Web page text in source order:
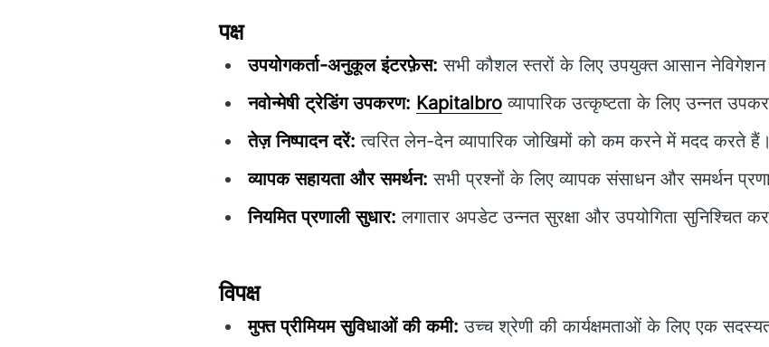
पक्ष
उपयोगकर्ता-अनुकूल इंटरफ़ेस: सभी कौशल स्तरों के लिए उपयुक्त आसान नेविगेशन
नवोन्मेषी ट्रेडिंग उपकरण: Kapitalbro व्यापारिक उत्कृष्टता के लिए उन्नत
तेज़ निष्पादन दरें: त्वरित लेन-देन व्यापारिक जोखिमों को कम करने में मदद करते हैं।
व्यापक सहायता और समर्थन: सभी प्रश्नों के लिए व्यापक संसाधन और समर्थन
नियमित प्रणाली सुधार: लगातार अपडेट उन्नत सुरक्षा और उपयोगिता सुनिश्चित
विपक्ष
मुफ्त प्रीमियम सुविधाओं की कमी: उच्च श्रेणी की कार्यक्षमताओं के लिए एक